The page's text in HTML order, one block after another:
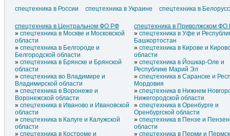
спецтехника в России спецтехника в Украине
спецтехника в
спецтехника в Латвии
спецтехника в Эстонии
спецтехника в Молдавии
спецтехника в Армении
спецтехника в Греции
спецтехника в Грузии
спецтехника в Центральном ФО РФ
спецтехника в Москве и Московской
области
спецтехника в Белгороде и
Белгородской области
спецтехника в Брянске и Брянской
области
спецтехника во Владимире и
Владимирской области
спецтехника в Воронеже и
Воронежской области
спецтехника в Иваново и Ивановской
области
спецтехника в Калуге и Калужской
области
спецтехника в Костроме и
спецтехника в Приволжском ФО
спецтехника в Уфе и
Башкортостан
спецтехника в Кирове и
области
спецтехника в Йошкар-Оле и
Республике Марий Эл
спецтехника в Саранске и
Мордовия
спецтехника в Нижнем
Нижегородской области
спецтехника в Оренбурге и
Оренбургской области
спецтехника в Пензе и
области
спецтехника в Перми и